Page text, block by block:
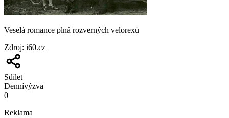
Veselá romance plná rozverných velorexů
Zdroj: i60.cz
Sdílet
Dennívýzva
0
Reklama